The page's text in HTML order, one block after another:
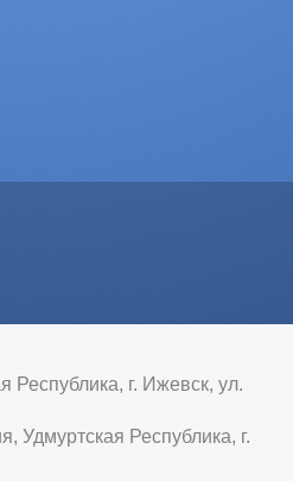
Республика, г. Ижевск, ул.
Удмуртская Республика, г.